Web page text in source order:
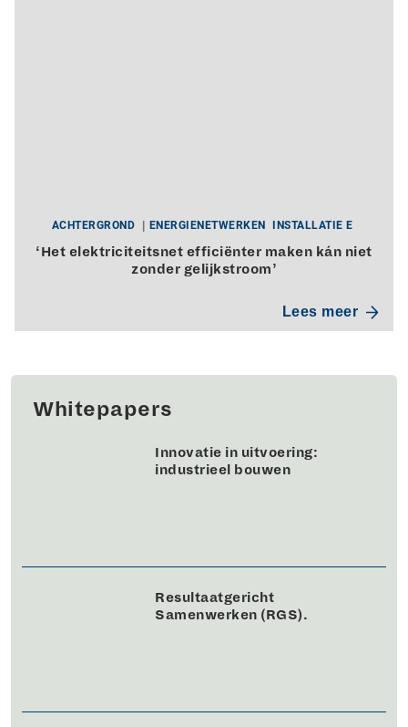
ACHTERGROND ENERGIENETWERKEN INSTALLATIE E
‘Het elektriciteitsnet efficiënter maken kán niet
zonder gelijkstroom’
Lees meer
Whitepapers
Innovatie in uitvoering:
industrieel bouwen
Resultaatgericht
Samenwerken (RGS).